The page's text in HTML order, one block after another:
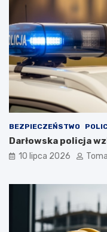
BEZPIECZEŃSTWO
Darłowska policja
10 lipca 2026